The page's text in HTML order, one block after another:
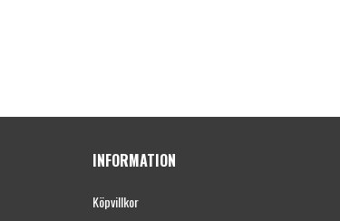
INFORMATION
Köpvillkor